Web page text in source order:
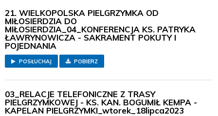
21. WIELKOPOLSKA PIELGRZYMKA OD
MIŁOSIERDZIA DO
MIŁOSIERDZIA_04_KONFERENCJA KS. PATRYKA
ŁAWRYNOWICZA - SAKRAMENT POKUTY I
POJEDNANIA
POSŁUCHAJ POBIERZ
03_RELACJE TELEFONICZNE Z TRASY
PIELGRZYMKOWEJ - KS. KAN. BOGUMIŁ KEMPA -
KAPELAN PIELGRZYMKI_wtorek_18lipca2023